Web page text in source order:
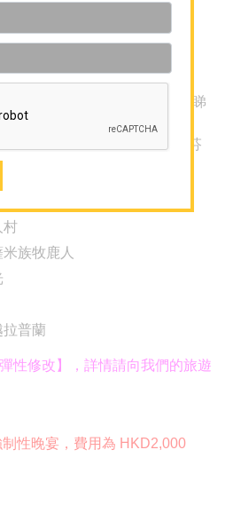
日
麼呢? 聖誕老人? 入住玻璃屋睇
蘭套票可以一次滿足哂你對芬
村
族牧鹿人
普蘭
性修改】，詳情請向我們的旅遊
性晚宴，費用為 HKD2,000